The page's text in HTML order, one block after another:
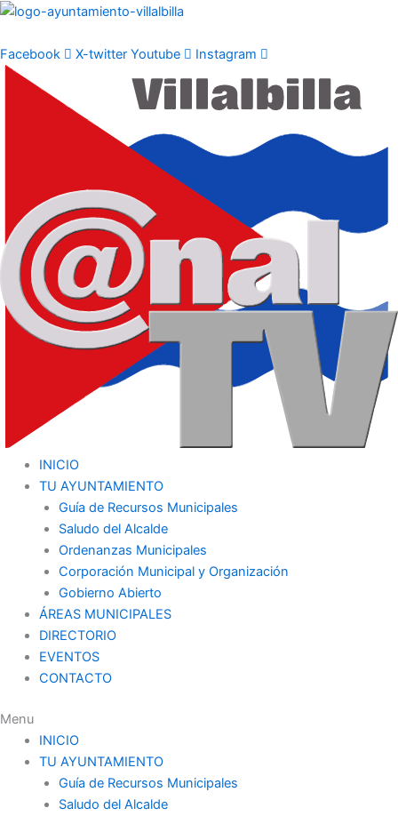
Ir
contenido
Facebook X-twitter Youtube Instagram
INICIO
TU AYUNTAMIENTO
Guía de Recursos Municipales
Saludo del Alcalde
Ordenanzas Municipales
Corporación Municipal y Organización
Gobierno Abierto
ÁREAS MUNICIPALES
DIRECTORIO
EVENTOS
CONTACTO
Menu
INICIO
TU AYUNTAMIENTO
Guía de Recursos Municipales
Saludo del Alcalde